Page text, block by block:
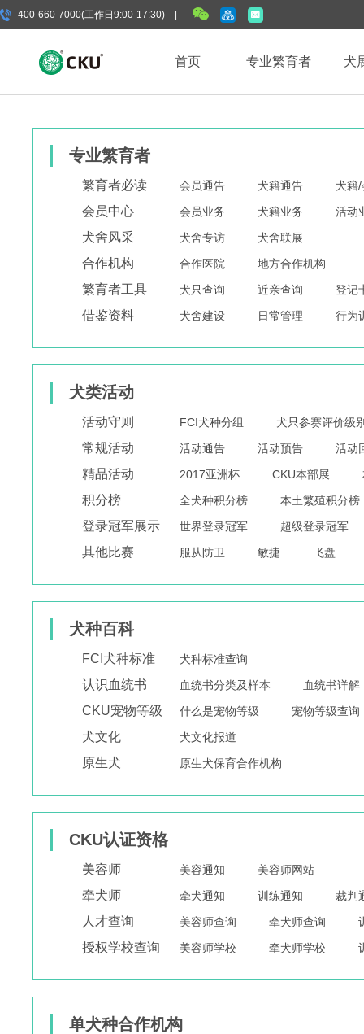
400-660-7000(工作日9:00-17:30) |
首页 专业繁育者 犬
专业繁育者
繁育者必读 会员通告 犬籍通告 犬籍/
会员中心 会员业务 犬籍业务 活动
犬舍风采 犬舍专访 犬舍联展
合作机构 合作医院 地方合作机构
繁育者工具 犬只查询 近亲查询 登记
借鉴资料 犬舍建设 日常管理 行为
犬类活动
活动守则 FCI犬种分组 犬只参赛评价级
常规活动 活动通告 活动预告 活动
精品活动 2017亚洲杯 CKU本部展
积分榜 全犬种积分榜 本土繁殖积分榜
登录冠军展示 世界登录冠军 超级登录冠军
其他比赛 服从防卫 敏捷 飞盘
犬种百科
FCI犬种标准 犬种标准查询
认识血统书 血统书分类及样本 血统书详解
CKU宠物等级 什么是宠物等级 宠物等级查询
犬文化 犬文化报道
原生犬 原生犬保育合作机构
CKU认证资格
美容师 美容通知 美容师网站
牵犬师 牵犬通知 训练通知 裁判
人才查询 美容师查询 牵犬师查询
授权学校查询 美容师学校 牵犬师学校
单犬种合作机构